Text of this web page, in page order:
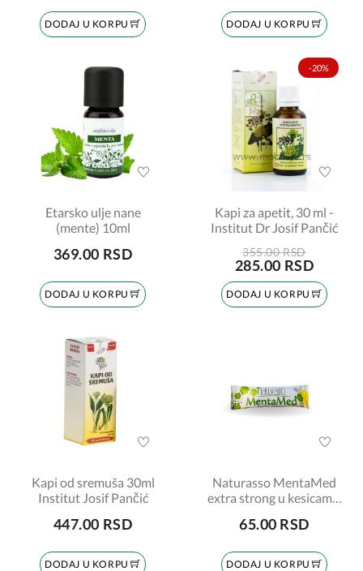
DODAJ U KORPU DODAJ U KORPU
Etarsko ulje nane
(mente) 10ml
369.00 RSD
DODAJ U KORPU
-20%
Kapi za apetit, 30 ml -
Institut Dr Josif Pančić
355.00 RSD
285.00 RSD
DODAJ U KORPU
Kapi od sremuša 30ml
Institut Josif Pančić
447.00 RSD
DODAJ U KORPU
Naturasso MentaMed
extra strong u kesicama,
65.00 RSD
DODAJ U KORPU